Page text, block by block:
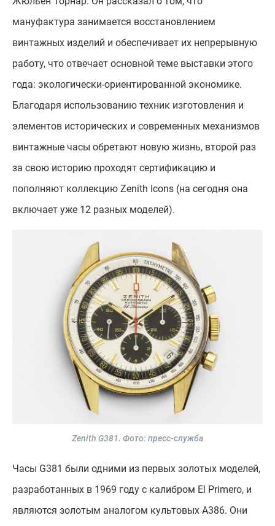
мануфактура занимается восстановлением
винтажных изделий и обеспечивает их непрерывную
работу, что отвечает основной теме выставки этого
года: экологически-ориентированной экономике.
Благодаря использованию техник изготовления и
элементов исторических и современных механизмов
винтажные часы обретают новую жизнь, второй раз
за свою историю проходят сертификацию и
пополняют коллекцию Zenith Icons (на сегодня она
включает уже 12 разных моделей).
Zenith G381. Фото: пресс-служба
Часы G381 были одними из первых золотых моделей,
разработанных в 1969 году с калибром El Primero, и
являются золотым аналогом культовых A386. Они